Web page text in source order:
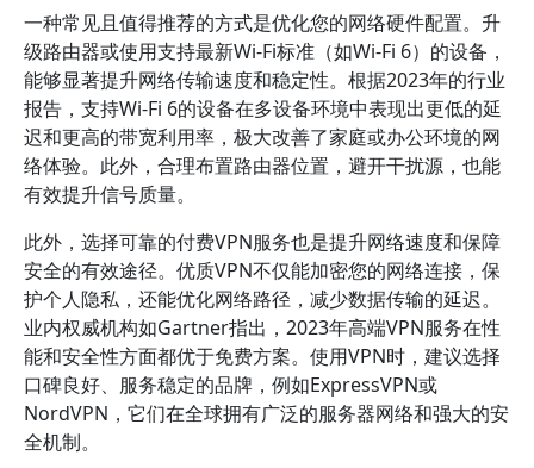
一种常见且值得推荐的方式是优化您的网络硬件配置。升
级路由器或使用支持最新Wi-Fi标准（如Wi-Fi 6）的设备，
能够显著提升网络传输速度和稳定性。根据2023年的行业
报告，支持Wi-Fi 6的设备在多设备环境中表现出更低的延
迟和更高的带宽利用率，极大改善了家庭或办公环境的网
络体验。此外，合理布置路由器位置，避开干扰源，也能
有效提升信号质量。
此外，选择可靠的付费VPN服务也是提升网络速度和保障
安全的有效途径。优质VPN不仅能加密您的网络连接，保
护个人隐私，还能优化网络路径，减少数据传输的延迟。
业内权威机构如Gartner指出，2023年高端VPN服务在性
能和安全性方面都优于免费方案。使用VPN时，建议选择
口碑良好、服务稳定的品牌，例如ExpressVPN或
NordVPN，它们在全球拥有广泛的服务器网络和强大的安
全机制。